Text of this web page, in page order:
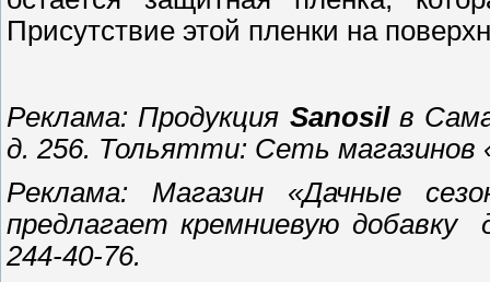
Присутствие этой пленки на
Реклама: Продукция Sanosilв
д. 256. Тольятти: Сеть магазинов
Реклама: Магазин «Дачные
предлагает кремниевую добавку
244-40-76.